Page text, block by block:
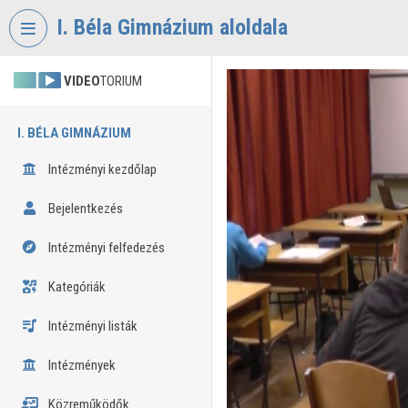
Fejléc kihagyása
I. Béla Gimnázium aloldala
VIDEOTORIUM
I. BÉLA GIMNÁZIUM
Intézményi kezdőlap
Bejelentkezés
Intézményi felfedezés
Kategóriák
Intézményi listák
Intézmények
Közreműködők